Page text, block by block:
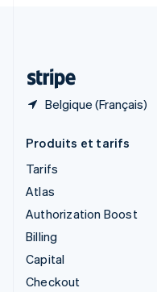
Belgique (Français)
Produits et tarifs
Tarifs
Atlas
Authorization Boost
Billing
Capital
Checkout